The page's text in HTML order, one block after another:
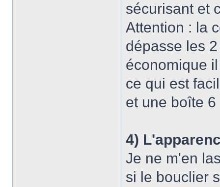
sécurisant et
Attention : la
dépasse les
économique
ce qui est
et une boîte
4)
Je ne m'en
si le bouclier